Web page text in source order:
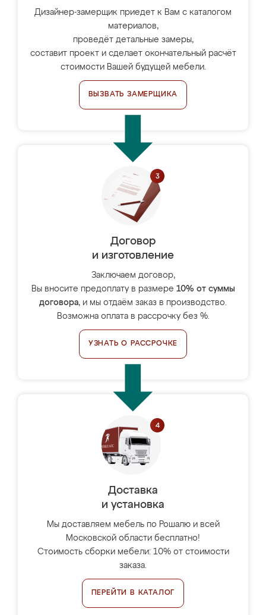
Дизайнер-замерщик приедет к Вам с каталогом
материалов,
проведёт детальные замеры,
составит проект и сделает окончательный расчёт
стоимости Вашей будущей мебели.
ВЫЗВАТЬ ЗАМЕРЩИКА
Договор
и изготовление
Заключаем договор,
Вы вносите предоплату в размере 10% от суммы
договора, и мы отдаём заказ в производство.
Возможна оплата в рассрочку без %.
УЗНАТЬ О РАССРОЧКЕ
Доставка
и установка
Мы доставляем мебель по Рошалю и всей
Московской области бесплатно!
Стоимость сборки мебели: 10% от стоимости
заказа.
ПЕРЕЙТИ В КАТАЛОГ